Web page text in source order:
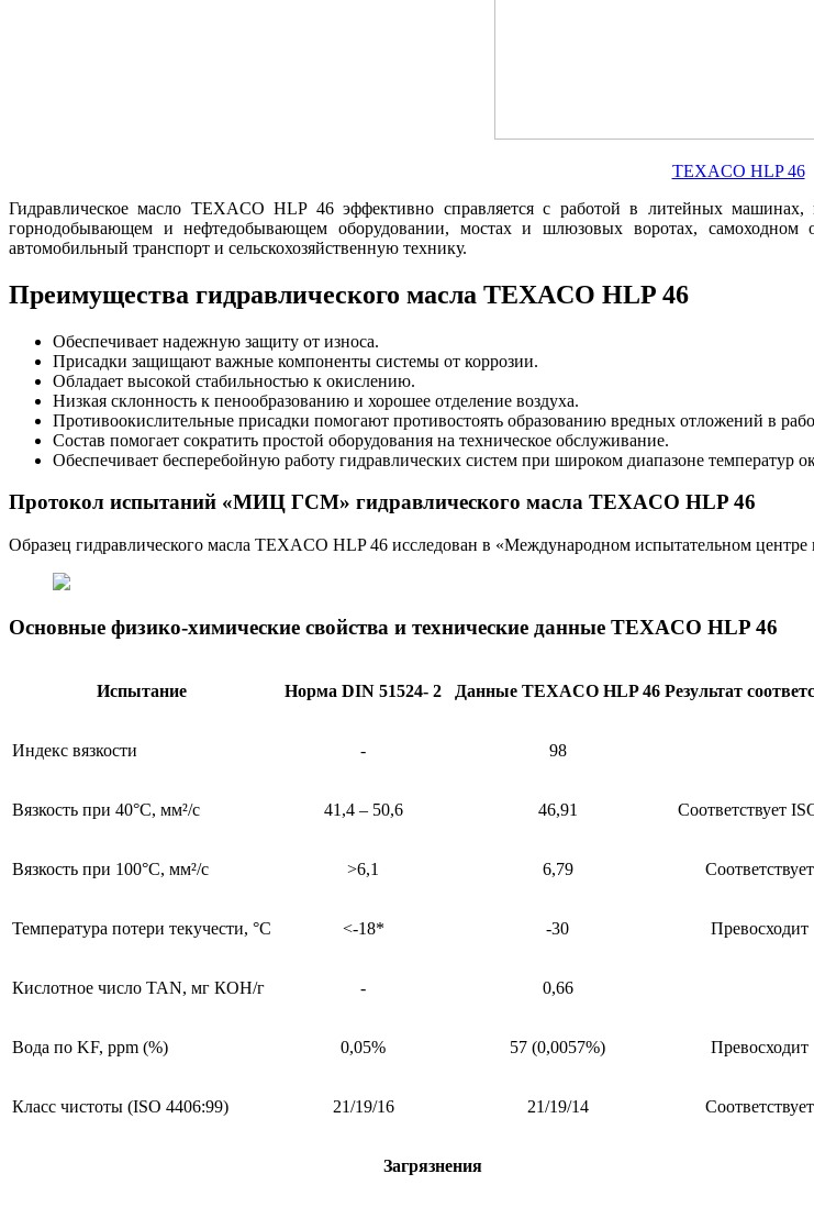
TEXACO HLP 46
Гидравлическое масло TEXACO HLP 46 эффективно справляется с работой в литейных машинах,
горнодобывающем и нефтедобывающем оборудовании, мостах и шлюзовых воротах, самоходном
автомобильный транспорт и сельскохозяйственную технику.
Преимущества гидравлического масла TEXACO HLP 46
Обеспечивает надежную защиту от износа.
Присадки защищают важные компоненты системы от коррозии.
Обладает высокой стабильностью к окислению.
Низкая склонность к пенообразованию и хорошее отделение воздуха.
Противоокислительные присадки помогают противостоять образованию вредных отложений в
Состав помогает сократить простой оборудования на техническое обслуживание.
Обеспечивает бесперебойную работу гидравлических систем при широком диапазоне температур
Протокол испытаний «МИЦ ГСМ» гидравлического масла TEXACO HLP 46
Образец гидравлического масла TEXACO HLP 46 исследован в «Международном испытательном
Основные физико-химические свойства и технические данные TEXACO HLP 46
Испытание Норма DIN 51524- 2 Данные TEXACO HLP 46 Результат
Индекс вязкости - 98
Вязкость при 40°C, мм²/с 41,4 – 50,6 46,91 Соответствует
Вязкость при 100°С, мм²/с >6,1 6,79 Соответствует
Температура потери текучести, °С <-18* -30 Превосходит
Кислотное число TAN, мг КОН/г - 0,66
Вода по KF, ppm (%) 0,05% 57 (0,0057%) Превосходит
Класс чистоты (ISO 4406:99) 21/19/16 21/19/14 Соответствует
Загрязнения